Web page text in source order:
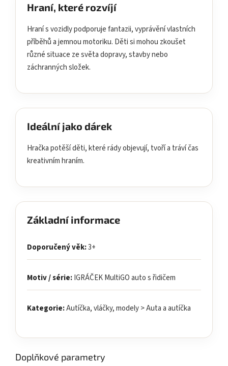
Hraní, které rozvíjí
Hraní s vozidly podporuje fantazii, vyprávění vlastních
příběhů a jemnou motoriku. Děti si mohou zkoušet
různé situace ze světa dopravy, stavby nebo
záchranných složek.
Ideální jako dárek
Hračka potěší děti, které rády objevují, tvoří a tráví čas
kreativním hraním.
Základní informace
Doporučený věk:3+
Motiv / série:IGRÁČEK MultiGO auto s řidičem
Kategorie:Autíčka, vláčky, modely > Auta a autíčka
Doplňkové parametry